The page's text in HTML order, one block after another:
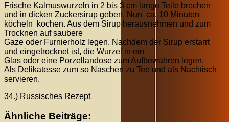
Frische Kalmuswurzeln in 2 bis 3 cm lange Teile brechen
und in dicken Zuckersirup geben. Nun ca. 10 Minuten
köcheln kochen. Aus dem Sirup herausnehmen und zum
Trocknen auf saubere
Gaze oder Furnierholz legen. Nachdem der Sirup erstarrt
und eingetrocknet ist, die Wurzel in ein
Glas oder eine Porzellandose zum Aufbewahren legen.
Als Delikatesse zum so Naschen zu Tee und als Nachtisch
servieren.
34.) Russisches Rezept
Ähnliche Beiträge: